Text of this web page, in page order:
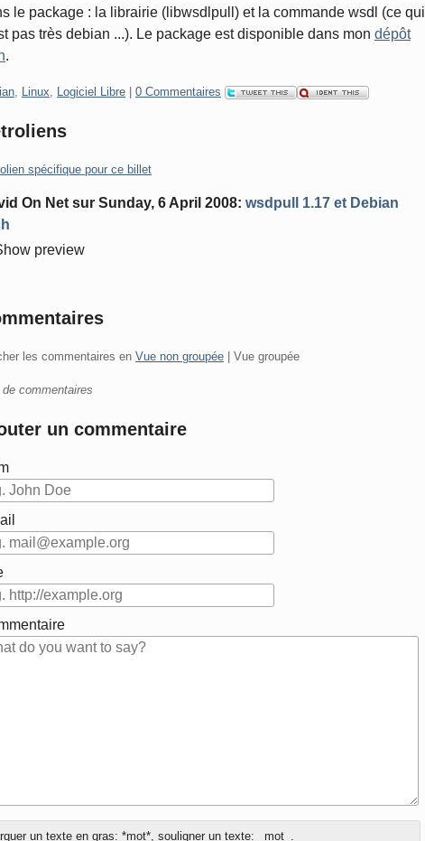
le package : la librairie (libwsdlpull) et la commande wsdl (ce qui
pas très debian ...). Le package est disponible dans mon dépôt
.
, Linux, Logiciel Libre 0 Commentaires
spécifique pour ce billet
On Net sur Sunday, 6 April 2008: wsdpull 1.17 et Debian
preview
les commentaires en Vue non groupée | Vue groupée
commentaires
un commentaire
un texte en gras: *mot*, souligner un texte: _mot_.